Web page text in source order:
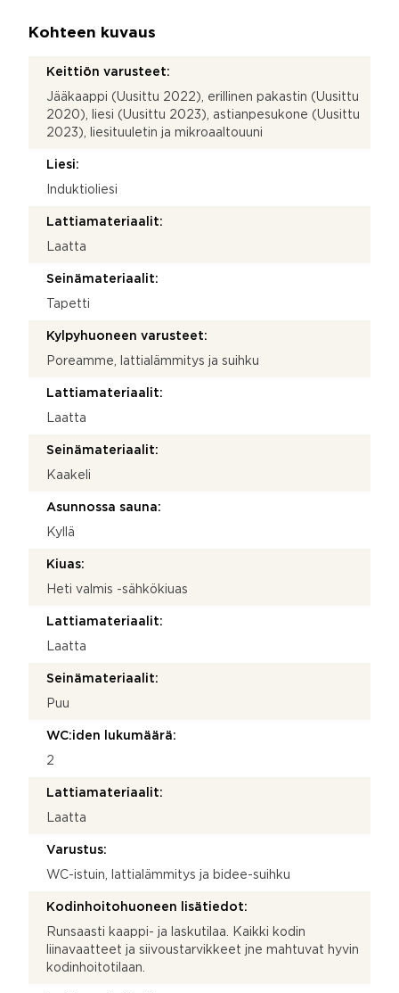
Kohteen kuvaus
Keittiön varusteet:
Jääkaappi (Uusittu 2022), erillinen pakastin (Uusittu
2020), liesi (Uusittu 2023), astianpesukone (Uusittu
2023), liesituuletin ja mikroaaltouuni
Liesi:
Induktioliesi
Lattiamateriaalit:
Laatta
Seinämateriaalit:
Tapetti
Kylpyhuoneen varusteet:
Poreamme, lattialämmitys ja suihku
Lattiamateriaalit:
Laatta
Seinämateriaalit:
Kaakeli
Asunnossa sauna:
Kyllä
Kiuas:
Heti valmis -sähkökiuas
Lattiamateriaalit:
Laatta
Seinämateriaalit:
Puu
WC:iden lukumäärä:
2
Lattiamateriaalit:
Laatta
Varustus:
WC-istuin, lattialämmitys ja bidee-suihku
Kodinhoitohuoneen lisätiedot:
Runsaasti kaappi- ja laskutilaa. Kaikki kodin
liinavaatteet ja siivoustarvikkeet jne mahtuvat hyvin
kodinhoitotilaan.